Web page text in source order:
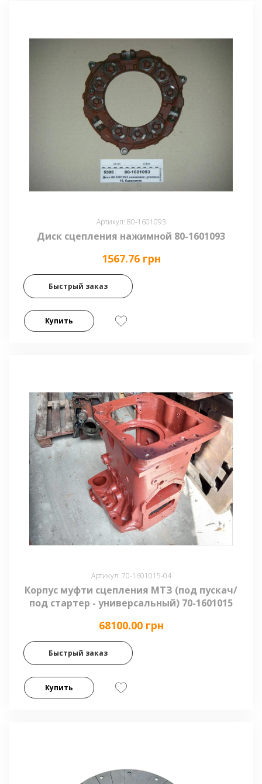
Артикул: 80-1601093
Диск сцепления нажимной 80-1601093
1567.76 грн
Быстрый заказ
Купить
Артикул: 70-1601015-04
Корпус муфти сцепления МТЗ (под пускач/
под стартер - универсальный) 70-1601015
68100.00 грн
Быстрый заказ
Купить